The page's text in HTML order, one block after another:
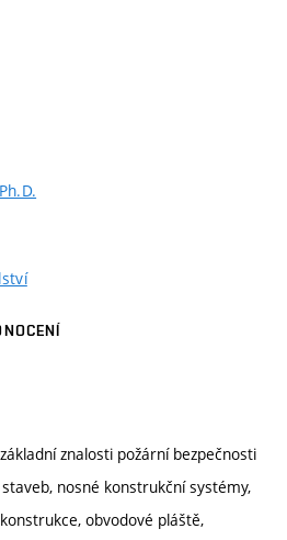
znalosti požární bezpečnosti
nosné konstrukční systémy,
obvodové pláště,